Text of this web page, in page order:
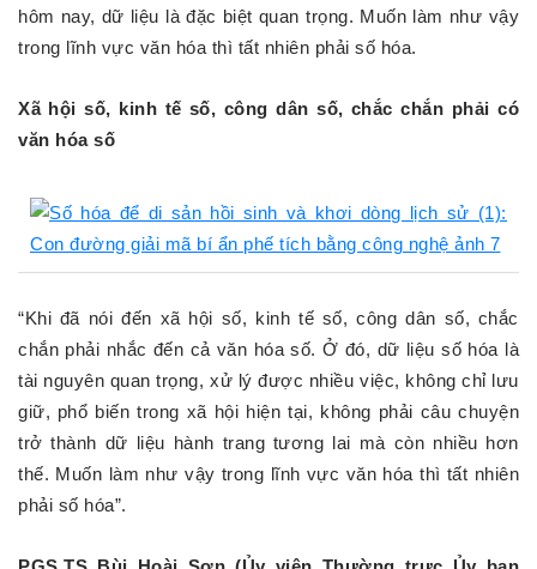
hôm nay, dữ liệu là đặc biệt quan trọng. Muốn làm như vậy
trong lĩnh vực văn hóa thì tất nhiên phải số hóa.
Xã hội số, kinh tế số, công dân số, chắc chắn phải có
văn hóa số
“Khi đã nói đến xã hội số, kinh tế số, công dân số, chắc
chắn phải nhắc đến cả văn hóa số. Ở đó, dữ liệu số hóa là
tài nguyên quan trọng, xử lý được nhiều việc, không chỉ lưu
giữ, phổ biến trong xã hội hiện tại, không phải câu chuyện
trở thành dữ liệu hành trang tương lai mà còn nhiều hơn
thế. Muốn làm như vậy trong lĩnh vực văn hóa thì tất nhiên
phải số hóa”.